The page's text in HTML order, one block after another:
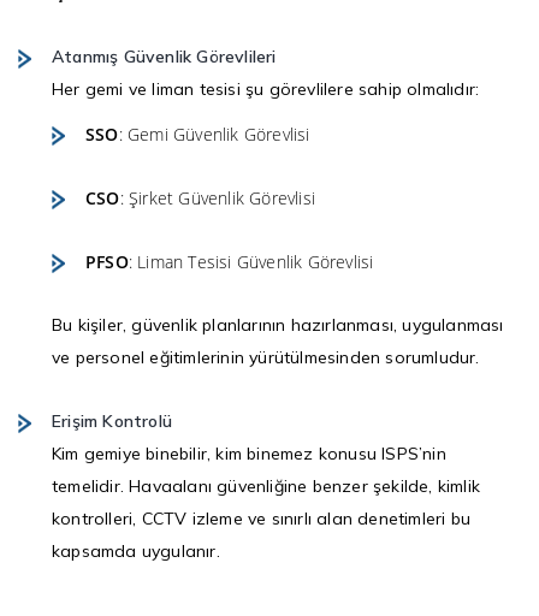
Atanmış Güvenlik Görevlileri
Her gemi ve liman tesisi şu görevlilere sahip olmalıdır:
SSO: Gemi Güvenlik Görevlisi
CSO: Şirket Güvenlik Görevlisi
PFSO: Liman Tesisi Güvenlik Görevlisi
Bu kişiler, güvenlik planlarının hazırlanması, uygulanması
ve personel eğitimlerinin yürütülmesinden sorumludur.
Erişim Kontrolü
Kim gemiye binebilir, kim binemez konusu ISPS’nin
temelidir. Havaalanı güvenliğine benzer şekilde, kimlik
kontrolleri, CCTV izleme ve sınırlı alan denetimleri bu
kapsamda uygulanır.